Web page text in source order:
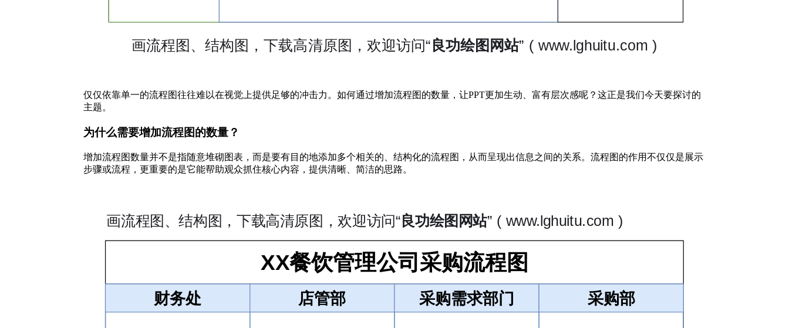
仅仅依靠单一的流程图往往难以在视觉上提供足够的冲击力。如何通过增加流程图的数量，让PPT更加生动、富有层次感呢？这正是我们今天要探讨的
主题。
为什么需要增加流程图的数量？
增加流程图数量并不是指随意堆砌图表，而是要有目的地添加多个相关的、结构化的流程图，从而呈现出信息之间的关系。流程图的作用不仅仅是展示
步骤或流程，更重要的是它能帮助观众抓住核心内容，提供清晰、简洁的思路。